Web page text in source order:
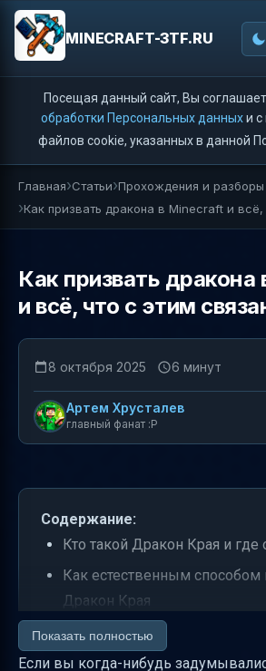
MINECRAFT-3TF.RU
Посещая данный сайт, Вы
обработки Персональных данныхи с
файлов cookie, указанных в данной
Главная Статьи Прохождения и разборы
Как призвать дракона в Minecraft и
Как призвать
и всё, что с этим
8 октября 2025 6 минут
Артем Хрусталев
главный фанат :P
Содержание:
Кто такой Дракон Края и где
Как естественным способом
Дракон Края
Возрождение Дракона через
кристалла Края
Показать полностью
Если вы когда-нибудь